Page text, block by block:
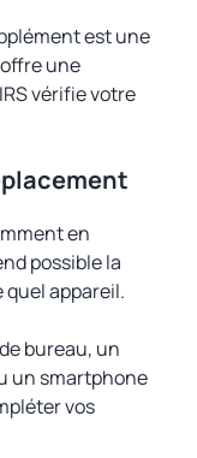
est une
une
vérifie votre
en
possible la
quel appareil.
bureau, un
un smartphone
vos